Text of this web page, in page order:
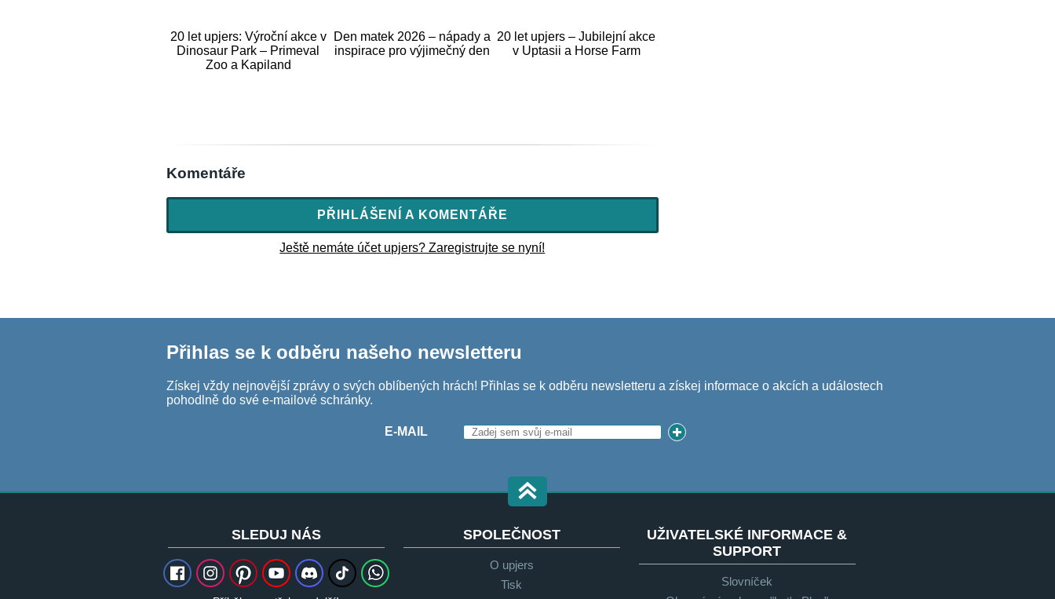
20 let upjers: Výroční akce v
Dinosaur Park – Primeval
Zoo a Kapiland
Den matek 2026 – nápady a
inspirace pro výjimečný den
20 let upjers – Jubilejní akce
v Uptasii a Horse Farm
Komentáře
PŘIHLÁŠENÍ A KOMENTÁŘE
Ještě nemáte účet upjers? Zaregistrujte se nyní!
Přihlas se k odběru našeho newsletteru
Získej vždy nejnovější zprávy o svých oblíbených hrách! Přihlas se k odběru newsletteru a získej informace o akcích a událostech
pohodlně do své e-mailové schránky.
E-MAIL
SLEDUJ NÁS SPOLEČNOST
O upjers
Tisk
UŽIVATELSKÉ INFORMACE &
SUPPORT
Slovníček